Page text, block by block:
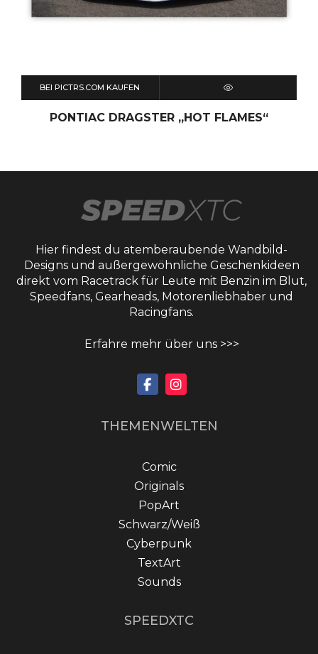
BEI PICTRS.COM KAUFEN
QUICK VIEW
PONTIAC DRAGSTER „HOT FLAMES“
Hier findest du atemberaubende Wandbild-
Designs und außergewöhnliche Geschenkideen
direkt vom Racetrack für Leute mit Benzin im Blut,
Speedfans, Gearheads, Motorenliebhaber und
Racingfans.
Erfahre mehr über uns >>>
THEMENWELTEN
Comic
Originals
PopArt
Schwarz/Weiß
Cyberpunk
TextArt
Sounds
SPEEDXTC